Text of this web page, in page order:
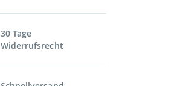
30 Tage
Widerrufsrecht